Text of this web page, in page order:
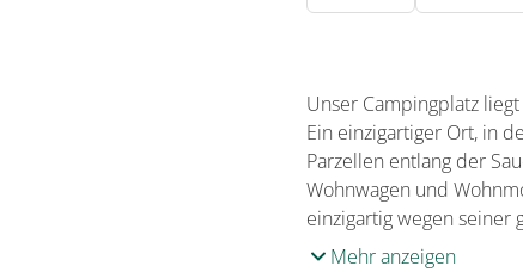
Unser Campingplatz
Ein einzigartiger Ort, in
Parzellen entlang der
Wohnwagen und
einzigartig wegen seiner
Mehr anzeigen